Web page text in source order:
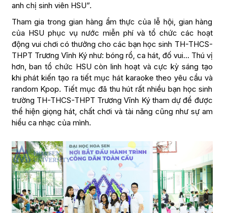
anh chị sinh viên HSU”.
Tham gia trong gian hàng ẩm thực của lễ hội, gian hàng
của HSU phục vụ nước miễn phí và tổ chức các hoạt
động vui chơi có thưởng cho các bạn học sinh TH-THCS-
THPT Trương Vĩnh Ký như: bóng rổ, ca hát, đố vui… Thú vị
hơn, ban tổ chức HSU còn linh hoạt và cực kỳ sáng tạo
khi phát kiến tạo ra tiết mục hát karaoke theo yêu cầu và
random Kpop. Tiết mục đã thu hút rất nhiều bạn học sinh
trường TH-THCS-THPT Trương Vĩnh Ký tham dự để được
thể hiện giọng hát, chất chơi và tài năng cũng như sự am
hiểu ca nhạc của mình.